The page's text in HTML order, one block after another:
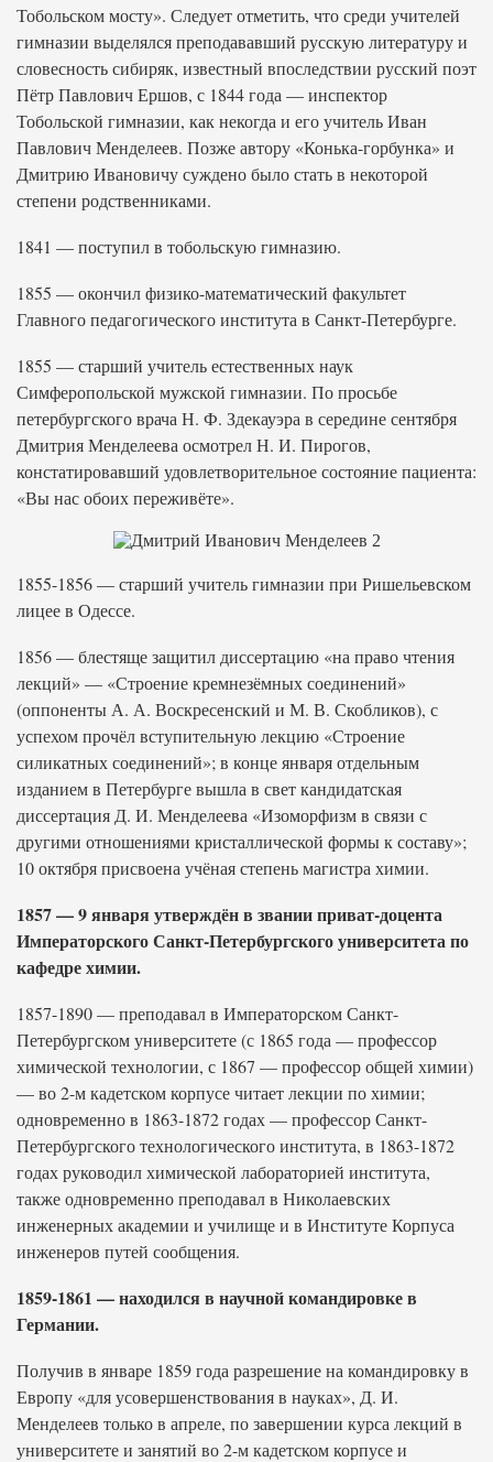
Тобольском мосту». Следует отметить, что среди учителей
гимназии выделялся преподававший русскую литературу и
словесность сибиряк, известный впоследствии русский поэт
Пётр Павлович Ершов, с 1844 года — инспектор
Тобольской гимназии, как некогда и его учитель Иван
Павлович Менделеев. Позже автору «Конька-горбунка» и
Дмитрию Ивановичу суждено было стать в некоторой
степени родственниками.
1841 — поступил в тобольскую гимназию.
1855 — окончил физико-математический факультет
Главного педагогического института в Санкт-Петербурге.
1855 — старший учитель естественных наук
Симферопольской мужской гимназии. По просьбе
петербургского врача Н. Ф. Здекауэра в середине сентября
Дмитрия Менделеева осмотрел Н. И. Пирогов,
констатировавший удовлетворительное состояние пациента:
«Вы нас обоих переживёте».
1855-1856 — старший учитель гимназии при Ришельевском
лицее в Одессе.
1856 — блестяще защитил диссертацию «на право чтения
лекций» — «Строение кремнезёмных соединений»
(оппоненты А. А. Воскресенский и М. В. Скобликов), с
успехом прочёл вступительную лекцию «Строение
силикатных соединений»; в конце января отдельным
изданием в Петербурге вышла в свет кандидатская
диссертация Д. И. Менделеева «Изоморфизм в связи с
другими отношениями кристаллической формы к составу»;
10 октября присвоена учёная степень магистра химии.
1857 — 9 января утверждён в звании приват-доцента
Императорского Санкт-Петербургского университета по
кафедре химии.
1857-1890 — преподавал в Императорском Санкт-
Петербургском университете (с 1865 года — профессор
химической технологии, с 1867 — профессор общей химии)
— во 2-м кадетском корпусе читает лекции по химии;
одновременно в 1863-1872 годах — профессор Санкт-
Петербургского технологического института, в 1863-1872
годах руководил химической лабораторией института,
также одновременно преподавал в Николаевских
инженерных академии и училище и в Институте Корпуса
инженеров путей сообщения.
1859-1861 — находился в научной командировке в
Германии.
Получив в январе 1859 года разрешение на командировку в
Европу «для усовершенствования в науках», Д. И.
Менделеев только в апреле, по завершении курса лекций в
университете и занятий во 2-м кадетском корпусе и